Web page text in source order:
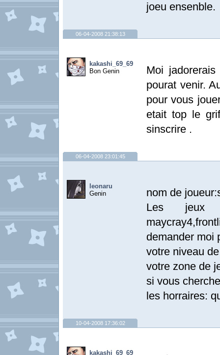
joeu ensenble.
06-04-2008 21:38:13
kakashi_69_69
Bon Genin
Moi
pourat venir.
pour vous
etait top le
sinscrire .
06-04-2008 23:01:45
leonaru
Genin
nom de
Les jeux
demander moi
votre niveau
votre zone de
si vous
les horraires:
10-04-2008 17:36:02
kakashi_69_69